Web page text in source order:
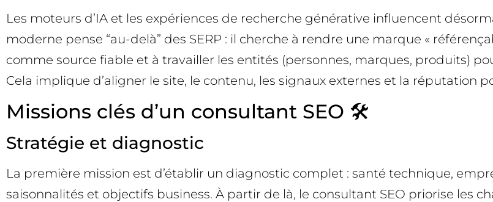
Les moteurs d’IA et les expériences de recherche générative influencent
moderne pense “au-delà” des SERP : il cherche à rendre une marque «
comme source fiable et à travailler les entités (personnes, marques, produits)
Cela implique d’aligner le site, le contenu, les signaux externes et la réputation
Missions clés d’un consultant SEO 🛠️
Stratégie et diagnostic
La première mission est d’établir un diagnostic complet : santé technique,
saisonnalités et objectifs business. À partir de là, le consultant SEO priorise les